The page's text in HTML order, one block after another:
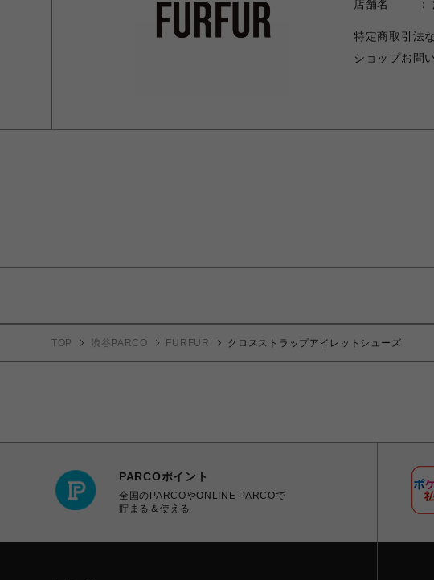
店舗名
特定商取引法
ショップお問
TOP 渋谷PARCO FURFUR クロスストラップアイレットシューズ
PARCOポイント
全国のPARCOやONLINE PARCOで
貯まる＆使える